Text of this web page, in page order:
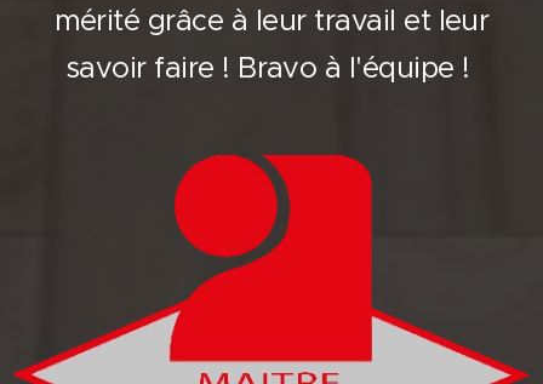
mérité grâce à leur travail et leur
savoir faire ! Bravo à l'équipe !